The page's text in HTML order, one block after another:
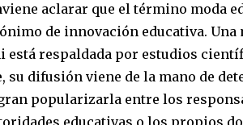
aclarar que el término moda
de innovación educativa. Una
respaldada por estudios
su difusión viene de la mano de
popularizarla entre los
educativas o los propios